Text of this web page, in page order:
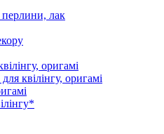
перлини, лак
оригамі
квілінгу, оригамі